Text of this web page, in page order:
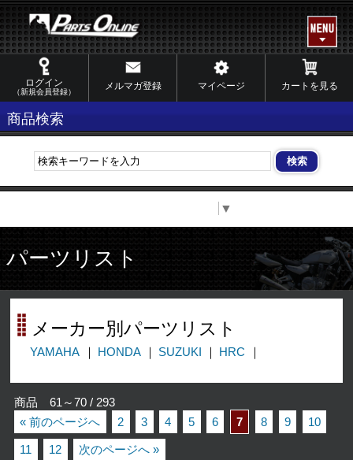
ログイン
（新規会員登録）
メルマガ登録 マイページ カートを見る
商品検索
▼
パーツリスト
メーカー別パーツリスト
YAMAHA HONDA SUZUKI HRC
商品 61～70 / 293
« 前のページへ
2 3 4 5 6 7 8 9 10
11 12 次のページへ »